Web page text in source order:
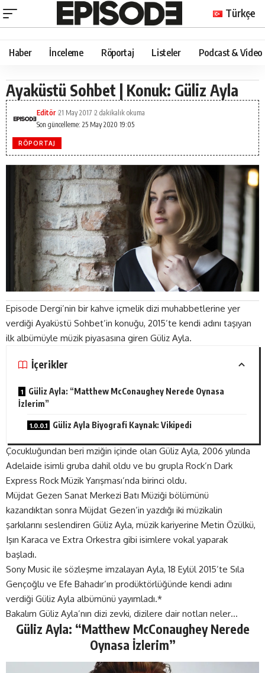
Türkçe
Haber İnceleme Röportaj Listeler Podcast & Video
Ayaküstü Sohbet | Konuk: Güliz Ayla
Son güncelleme: 25 May 2020 19:05
Editör 21 May 2017 2 dakikalık okuma
RÖPORTAJ
Episode Dergi’nin bir kahve içmelik dizi muhabbetlerine yer
verdiği Ayaküstü Sohbet’in konuğu, 2015’te kendi adını taşıyan
ilk albümüyle müzik piyasasına giren Güliz Ayla.
İçerikler
Güliz Ayla: “Matthew McConaughey Nerede Oynasa
İzlerim”
Güliz Ayla Biyografi Kaynak: Vikipedi
Çocukluğundan beri mziğin içinde olan Güliz Ayla, 2006 yılında
Adelaide isimli gruba dahil oldu ve bu grupla Rock’n Dark
Express Rock Müzik Yarışması’nda birinci oldu.
Müjdat Gezen Sanat Merkezi Batı Müziği bölümünü
kazandıktan sonra Müjdat Gezen’in yazdığı iki müzikalin
şarkılarını seslendiren Güliz Ayla, müzik kariyerine Metin Özülkü,
Işın Karaca ve Extra Orkestra gibi isimlere vokal yaparak
başladı.
Sony Music ile sözleşme imzalayan Ayla, 18 Eylül 2015’te Sıla
Gençoğlu ve Efe Bahadır’ın prodüktörlüğünde kendi adını
verdiği Güliz Ayla albümünü yayımladı.*
Bakalım Güliz Ayla’nın dizi zevki, dizilere dair notları neler…
Güliz Ayla: “Matthew McConaughey Nerede
Oynasa İzlerim”